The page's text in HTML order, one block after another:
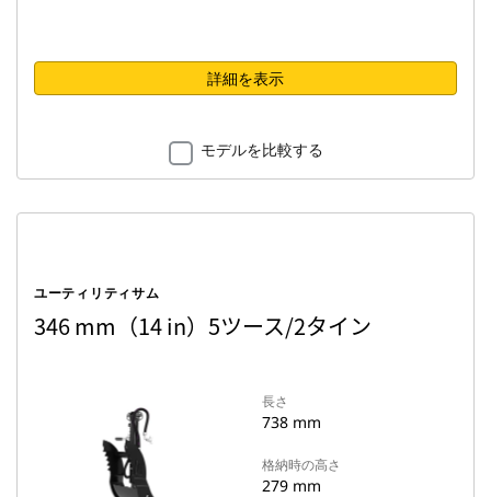
詳細を表示
モデルを比較する
ユーティリティサム
346 mm（14 in）5ツース/2タイン
長さ
738 mm
格納時の高さ
279 mm